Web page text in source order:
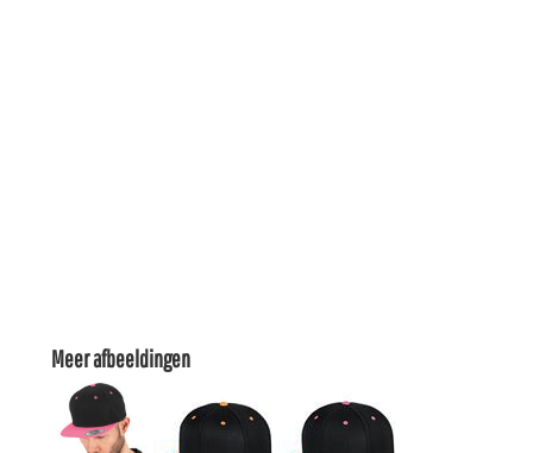
Meer afbeeldingen